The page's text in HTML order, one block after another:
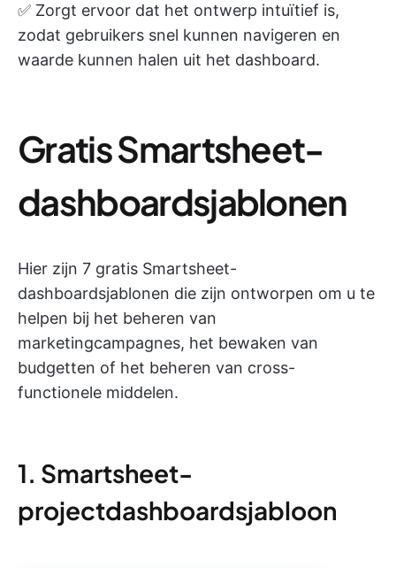
✅ Zorgt ervoor dat het ontwerp intuïtief is,
zodat gebruikers snel kunnen navigeren en
waarde kunnen halen uit het dashboard.
Gratis Smartsheet-
dashboardsjablonen
Hier zijn 7 gratis Smartsheet-
dashboardsjablonen die zijn ontworpen om u te
helpen bij het beheren van
marketingcampagnes, het bewaken van
budgetten of het beheren van cross-
functionele middelen.
1. Smartsheet-
projectdashboardsjabloon